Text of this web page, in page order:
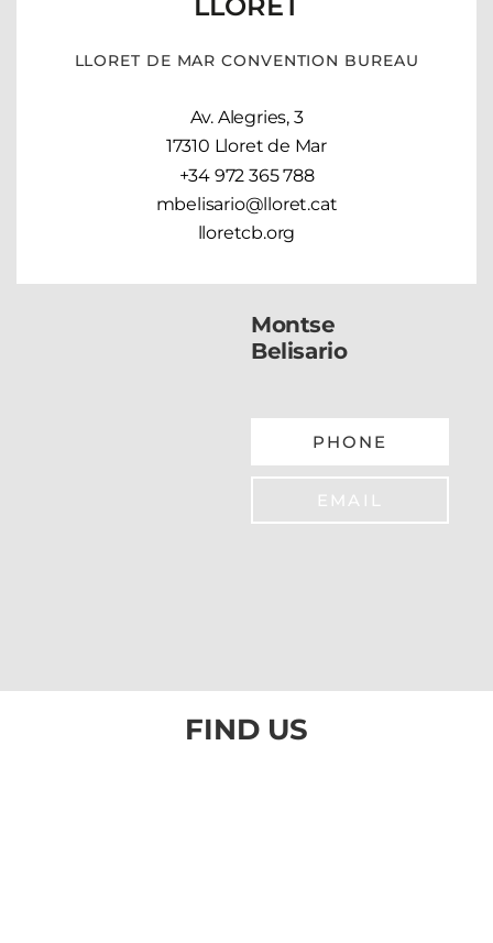
LLORET DE MAR CONVENTION BUREAU
Av. Alegries, 3
17310 Lloret de Mar
+34 972 365 788
mbelisario@lloret.cat
lloretcb.org
Montse
Belisario
PHONE
EMAIL
FIND US